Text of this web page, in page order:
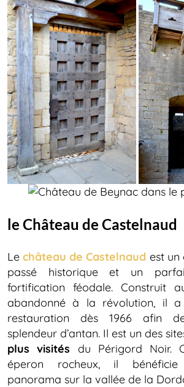
le Château de Castelnaud
Lechâteau de Castelnaud est un
passé historique et un
fortification féodale. Construit
abandonné à la révolution, il a
restauration dès 1966 afin
splendeur d’antan. Il est un des
plus visités du Périgord Noir.
éperon rocheux, il bénéficie
panorama sur la vallée de la